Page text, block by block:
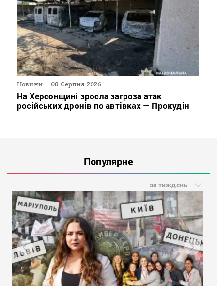
Новини 08 Серпня 2026
На Херсонщині зросла загроза атак
російських дронів по автівках — Прокудін
Популярне
за тиждень